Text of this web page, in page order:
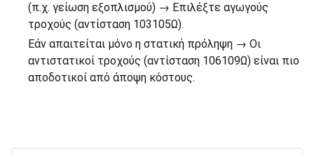
(π.χ. γείωση εξοπλισμού) → Επιλέξτε αγωγούς
τροχούς (αντίσταση 103105Ω).
Εάν απαιτείται μόνο η στατική πρόληψη → Οι
αντιστατικοί τροχούς (αντίσταση 106109Ω) είναι πιο
αποδοτικοί από άποψη κόστους.